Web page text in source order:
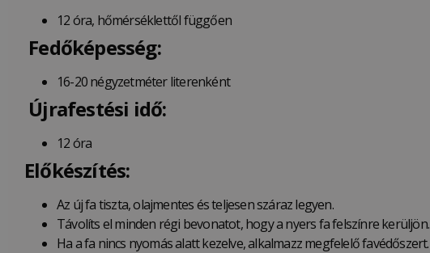
12 óra, hőmérséklettől függően
Fedőképesség:
16-20 négyzetméter literenként
Újrafestési idő:
12 óra
Előkészítés:
Az új fa tiszta, olajmentes és teljesen száraz legyen.
Távolíts el minden régi bevonatot, hogy a nyers fa felszínre kerüljön.
Ha a fa nincs nyomás alatt kezelve, alkalmazz megfelelő favédőszert.